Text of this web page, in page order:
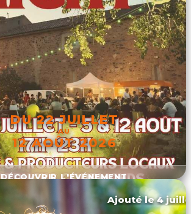
DU 22 JUILLET
AU
12 AOÛT 2026
DÉCOUVRIR L'ÉVÉNEMENT
Ajouté le 4